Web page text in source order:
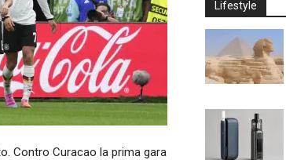
Contro Curacao la prima gara
Lifestyle